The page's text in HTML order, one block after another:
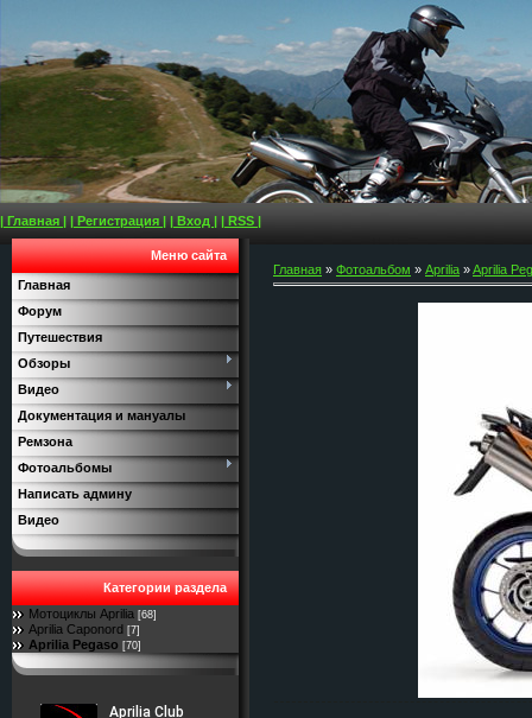
| Главная | | Регистрация | | Вход | | RSS |
Меню сайта
Главная
Форум
Путешествия
Обзоры
Видео
Документация и мануалы
Ремзона
Фотоальбомы
Написать админу
Видео
Категории раздела
Мотоциклы Aprilia [68]
Aprilia Caponord [7]
Aprilia Pegaso [70]
Главная » Фотоальбом » Aprilia »Aprilia